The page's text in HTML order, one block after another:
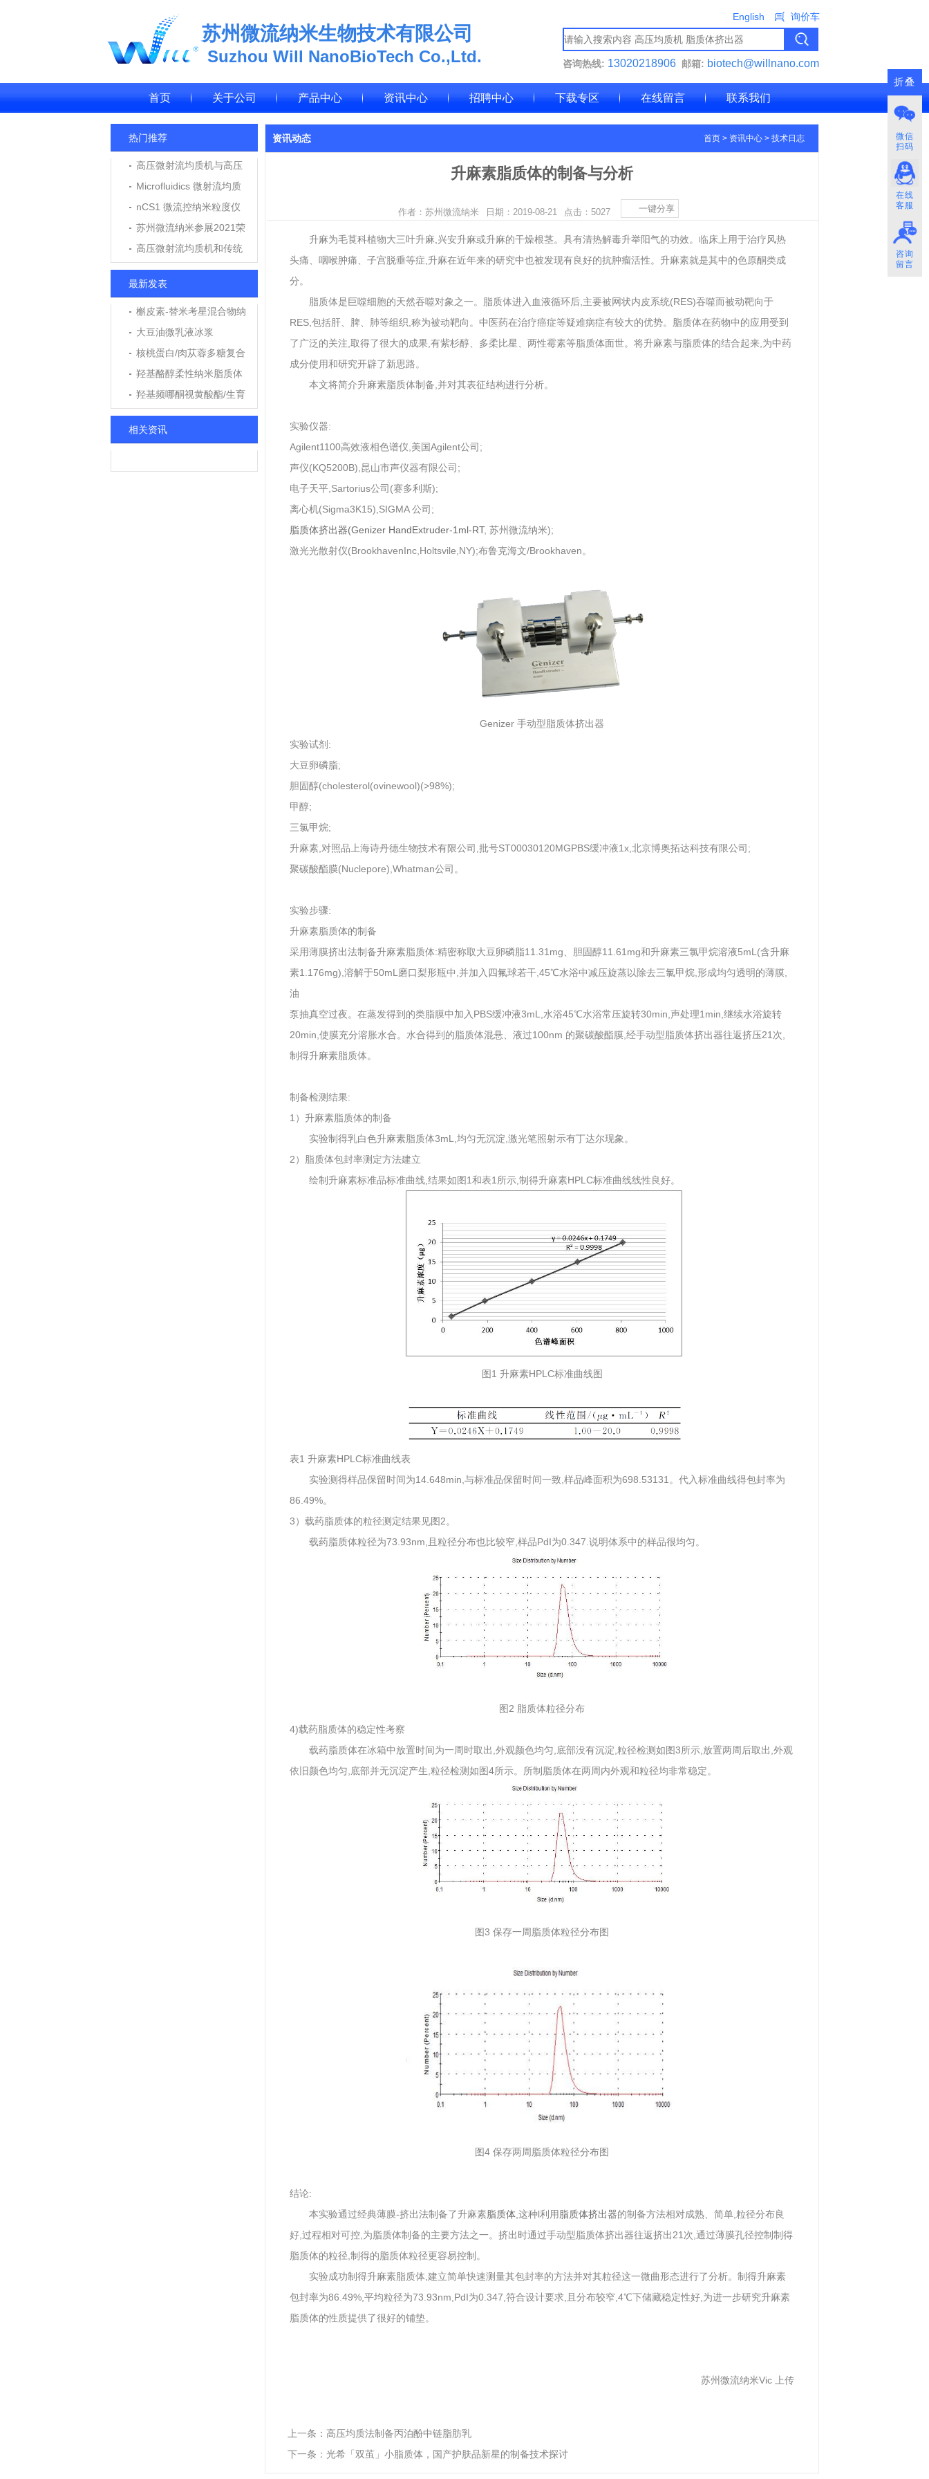
折叠
微信
扫码
在线
客服
咨询
留言
询价车
English
苏州微流纳米生物技术有限公司
Suzhou Will NanoBioTech Co.,Ltd. 咨询热线: 13020218906 邮箱: biotech@willnano.com
首页 关于公司 产品中心 资讯中心 招聘中心 下载专区 在线留言 联系我们
热门推荐
高压微射流均质机与高压
均质机在纳米乳、脂质体
制备中的应用与区别
Microfluidics 微射流均质
机M7250维修报告
nCS1 微流控纳米粒度仪
应用于LNP脂质纳米粒粒
径与浓度测定
苏州微流纳米参展2021荣
格个人护理技术高峰论坛
高压微射流均质机和传统
高压均质机用户使用评价
最新发表
槲皮素-替米考星混合物纳
米粒
大豆油微乳液冰浆
核桃蛋白/肉苁蓉多糖复合
纳米颗粒
羟基酪醇柔性纳米脂质体
羟基频哪酮视黄酸酯/生育
酚乙酸酯纳米乳
相关资讯
资讯动态 首页 > 资讯中心 > 技术日志
升麻素脂质体的制备与分析
作者：苏州微流纳米 日期：2019-08-21 点击： 5027 一键分享
升麻为毛茛科植物大三叶升麻,兴安升麻或升麻的干燥根茎。具有清热解毒升举阳气的功效。临床上用于治疗风热
头痛、咽喉肿痛、子宫脱垂等症,升麻在近年来的研究中也被发现有良好的抗肿瘤活性。升麻素就是其中的色原酮类成
分。
脂质体是巨噬细胞的天然吞噬对象之一。脂质体进入血液循环后,主要被网状内皮系统(RES)吞噬而被动靶向于
RES,包括肝、脾、肺等组织,称为被动靶向。中医药在治疗癌症等疑难病症有较大的优势。脂质体在药物中的应用受到
了广泛的关注,取得了很大的成果,有紫杉醇、多柔比星、两性霉素等脂质体面世。将升麻素与脂质体的结合起来,为中药
成分使用和研究开辟了新思路。
本文将简介升麻素脂质体制备,并对其表征结构进行分析。
实验仪器:
Agilent1100高效液相色谱仪,美国Agilent公司;
声仪(KQ5200B),昆山市声仪器有限公司;
电子天平,Sartorius公司(赛多利斯);
离心机(Sigma3K15),SIGMA 公司;
脂质体挤出器(Genizer HandExtruder-1ml-RT, 苏州微流纳米);
激光光散射仪(BrookhavenInc,Holtsvile,NY);布鲁克海文/Brookhaven。
Genizer 手动型脂质体挤出器
实验试剂:
大豆卵磷脂;
胆固醇(cholesterol(ovinewool)(>98%);
甲醇;
三氯甲烷;
升麻素,对照品上海诗丹德生物技术有限公司,批号ST00030120MGPBS缓冲液1x,北京博奥拓达科技有限公司;
聚碳酸酯膜(Nuclepore),Whatman公司。
实验步骤:
升麻素脂质体的制备
采用薄膜挤出法制备升麻素脂质体:精密称取大豆卵磷脂11.31mg、胆固醇11.61mg和升麻素三氯甲烷溶液5mL(含升麻
素1.176mg),溶解于50mL磨口梨形瓶中,并加入四氟球若干,45℃水浴中减压旋蒸以除去三氯甲烷,形成均匀透明的薄膜,
油
泵抽真空过夜。在蒸发得到的类脂膜中加入PBS缓冲液3mL,水浴45℃水浴常压旋转30min,声处理1min,继续水浴旋转
20min,使膜充分溶胀水合。水合得到的脂质体混悬、液过100nm 的聚碳酸酯膜,经手动型脂质体挤出器往返挤压21次,
制得升麻素脂质体。
制备检测结果:
1）升麻素脂质体的制备
实验制得乳白色升麻素脂质体3mL,均匀无沉淀,激光笔照射示有丁达尔现象。
2）脂质体包封率测定方法建立
绘制升麻素标准品标准曲线,结果如图1和表1所示,制得升麻素HPLC标准曲线线性良好。
图1 升麻素HPLC标准曲线图
表1 升麻素HPLC标准曲线表
实验测得样品保留时间为14.648min,与标准品保留时间一致,样品峰面积为698.53131。代入标准曲线得包封率为
86.49%。
3）载药脂质体的粒径测定结果见图2。
载药脂质体粒径为73.93nm,且粒径分布也比较窄,样品PdI为0.347.说明体系中的样品很均匀。
图2 脂质体粒径分布
4)载药脂质体的稳定性考察
载药脂质体在冰箱中放置时间为一周时取出,外观颜色均匀,底部没有沉淀,粒径检测如图3所示,放置两周后取出,外观
依旧颜色均匀,底部并无沉淀产生,粒径检测如图4所示。所制脂质体在两周内外观和粒径均非常稳定。
图3 保存一周脂质体粒径分布图
图4 保存两周脂质体粒径分布图
结论:
本实验通过经典薄膜-挤出法制备了升麻素脂质体 ,这种l利用 脂质体挤出器的制备方法相对成熟、简单,粒径分布良
好,过程相对可控,为脂质体制备的主要方法之一。挤出时通过手动型脂质体挤出器往返挤出21次,通过薄膜孔径控制制得
脂质体的粒径,制得的脂质体粒径更容易控制。
实验成功制得升麻素脂质体,建立简单快速测量其包封率的方法并对其粒径这一微曲形态进行了分析。制得升麻素
包封率为86.49%,平均粒径为73.93nm,PdI为0.347,符合设计要求,且分布较窄,4℃下储藏稳定性好,为进一步研究升麻素
脂质体的性质提供了很好的铺垫。
苏州微流纳米Vic 上传
上一条： 高压均质法制备丙泊酚中链脂肪乳
下一条： 光希「双茧」小脂质体，国产护肤品新星的制备技术探讨